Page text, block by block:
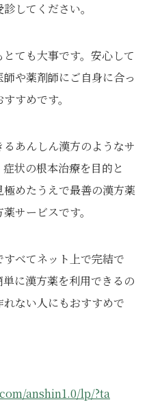
してください。
ても大事です。安心して
や薬剤師にご自身に合っ
すめです。
あんしん漢方のようなサ
状の根本治療を目的と
めたうえで最善の漢方薬
サービスです。
べてネット上で完結で
に漢方薬を利用できるの
ない人にもおすすめで
anshin1.0/lp/?ta